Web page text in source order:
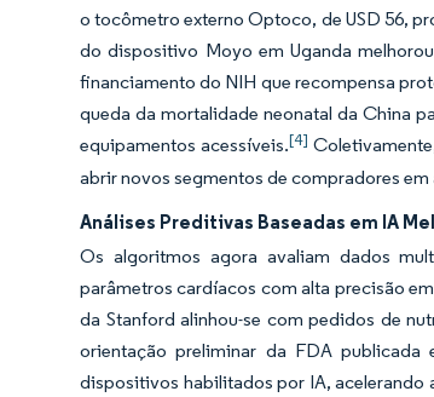
o tocômetro externo Optoco, de USD 56,
do dispositivo Moyo em Uganda
financiamento do NIH que recompensa
queda da mortalidade neonatal da China
equipamentos acessíveis.[4]
abrir novos segmentos de compradores
Análises Preditivas Baseadas em IA
Os algoritmos agora avaliam dados
parâmetros cardíacos com alta precisão
da Stanford alinhou-se com pedidos de
orientação preliminar da FDA publicada
dispositivos habilitados por IA, acelerando